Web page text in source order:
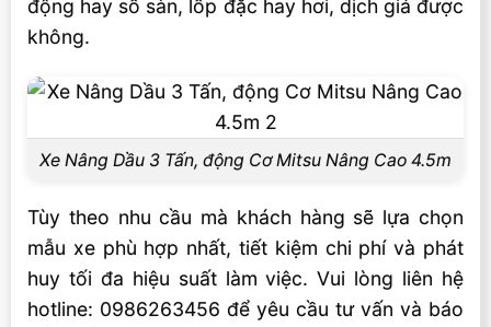
động hay số sàn, lốp đặc hay hơi, dịch giá được
không.
Xe Nâng Dầu 3 Tấn, động Cơ Mitsu Nâng Cao 4.5m
Tùy theo nhu cầu mà khách hàng sẽ lựa chọn
mẫu xe phù hợp nhất, tiết kiệm chi phí và phát
huy tối đa hiệu suất làm việc. Vui lòng liên hệ
hotline: 0986263456 để yêu cầu tư vấn và báo